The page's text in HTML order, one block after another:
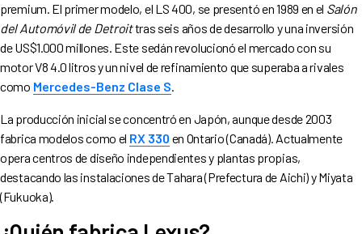
premium. El primer modelo, el LS 400, se presentó en 1989 en el Salón
del Automóvil de Detroittras seis años de desarrollo y una inversión
de US$1.000 millones. Este sedán revolucionó el mercado con su
motor V8 4.0 litros y un nivel de refinamiento que superaba a rivales
como Mercedes-Benz Clase S.
La producción inicial se concentró en Japón, aunque desde 2003
fabrica modelos como el RX 330 en Ontario (Canadá). Actualmente
opera centros de diseño independientes y plantas propias,
destacando las instalaciones de Tahara (Prefectura de Aichi) y Miyata
(Fukuoka).